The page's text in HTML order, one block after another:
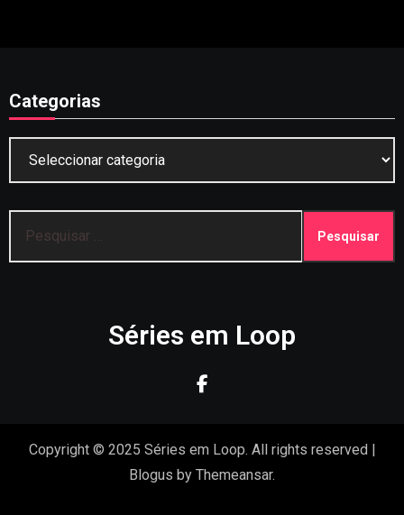
Categorias
por:
Séries em Loop
Copyright © 2025 Séries em Loop. All rights reserved |
Blogus by Themeansar.